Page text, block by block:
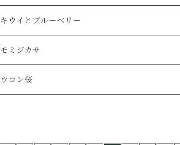
キウイとブルーベリー
モミジカサ
ウコン桜